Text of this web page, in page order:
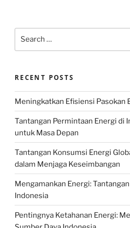
RECENT POSTS
Meningkatkan Efisiensi Pasokan
Tantangan Permintaan Energi di
untuk Masa Depan
Tantangan Konsumsi Energi
dalam Menjaga Keseimbangan
Mengamankan Energi:
Indonesia
Pentingnya Ketahanan Energi: